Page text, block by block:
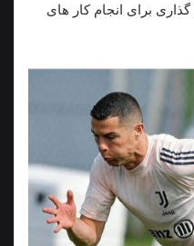
برای انجام کار های